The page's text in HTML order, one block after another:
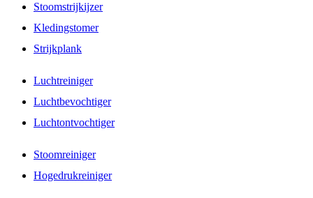
Stoomstrijkijzer
Kledingstomer
Strijkplank
Luchtreiniger
Luchtbevochtiger
Luchtontvochtiger
Stoomreiniger
Hogedrukreiniger